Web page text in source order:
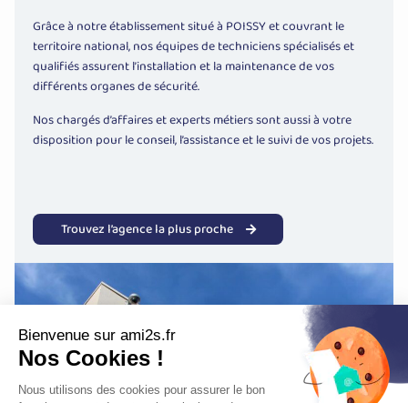
Grâce à notre établissement situé à POISSY et couvrant le
territoire national, nos équipes de techniciens spécialisés et
qualifiés assurent l’installation et la maintenance de vos
différents organes de sécurité.
Nos chargés d’affaires et experts métiers sont aussi à votre
disposition pour le conseil, l’assistance et le suivi de vos projets.
Trouvez l’agence la plus proche